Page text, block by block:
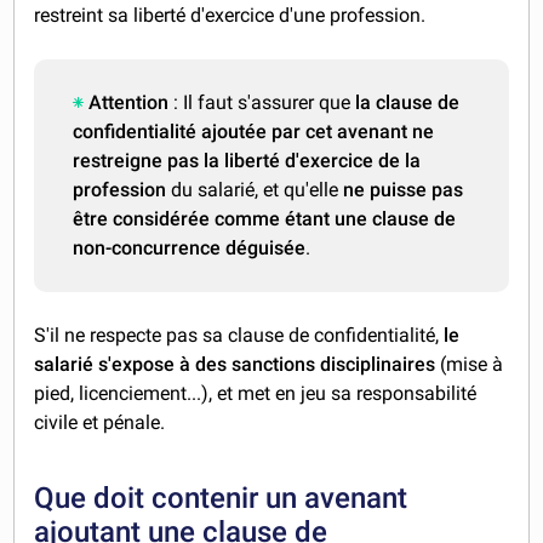
restreint sa liberté d'exercice d'une profession.
Attention : Il faut s'assurer que la clause de
confidentialité ajoutée par cet avenant ne
restreigne pas la liberté d'exercice de la
profession du salarié, et qu'elle ne puisse pas
être considérée comme étant une clause de
non-concurrence déguisée.
S'il ne respecte pas sa clause de confidentialité, le
salarié s'expose à des sanctions disciplinaires (mise à
pied, licenciement...), et met en jeu sa responsabilité
civile et pénale.
Que doit contenir un avenant
ajoutant une clause de